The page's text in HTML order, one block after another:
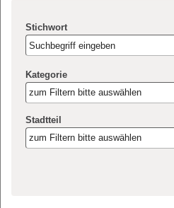
Stichwort
Kategorie
zum Filtern bitte auswählen
Stadtteil
zum Filtern bitte auswählen